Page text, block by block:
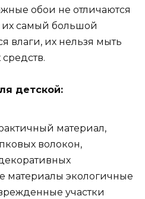
обои не отличаются
их самый большой
влаги, их нельзя мыть
детской:
материал,
волокон,
материалы экологичные
участки